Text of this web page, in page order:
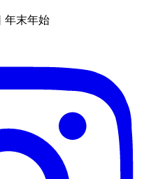
年末年始